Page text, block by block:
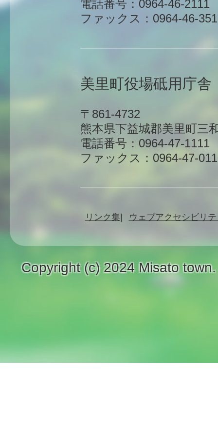
電話番号：0964-46-2111
ファックス：0964-46-
美里町役場砥用庁舎
〒861-4732
熊本県下益城郡美里町三
電話番号：0964-47-1111
ファックス：0964-47-
リンク集 ウェブアクセシビリ
Copyright (c) 2024 Misato